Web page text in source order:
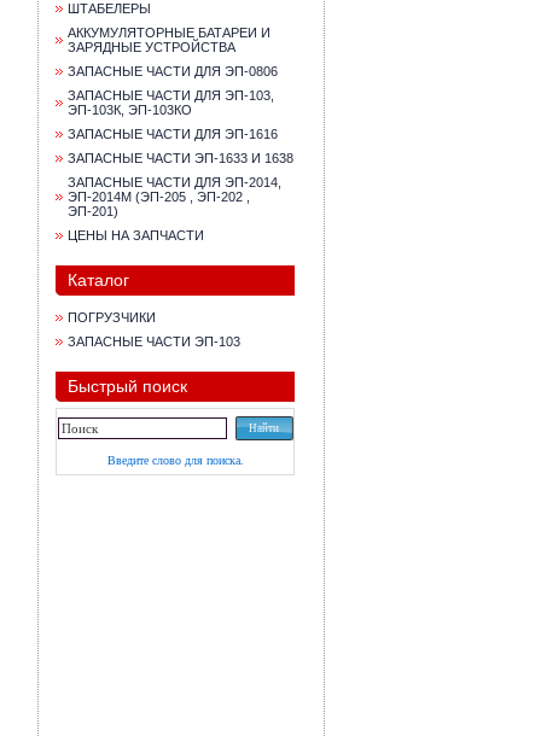
ШТАБЕЛЕРЫ
АККУМУЛЯТОРНЫЕ БАТАРЕИ И
ЗАРЯДНЫЕ УСТРОЙСТВА
ЗАПАСНЫЕ ЧАСТИ ДЛЯ ЭП-0806
ЗАПАСНЫЕ ЧАСТИ ДЛЯ ЭП-103,
ЭП-103К, ЭП-103КО
ЗАПАСНЫЕ ЧАСТИ ДЛЯ ЭП-1616
ЗАПАСНЫЕ ЧАСТИ ЭП-1633 И 1638
ЗАПАСНЫЕ ЧАСТИ ДЛЯ ЭП-2014,
ЭП-2014М (ЭП-205 , ЭП-202 ,
ЭП-201)
ЦЕНЫ НА ЗАПЧАСТИ
Каталог
ПОГРУЗЧИКИ
ЗАПАСНЫЕ ЧАСТИ ЭП-103
Быстрый поиск
Введите слово для поиска.